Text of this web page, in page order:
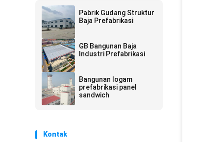
Pabrik Gudang Struktur
Baja Prefabrikasi
GB Bangunan Baja
Industri Prefabrikasi
Bangunan logam
prefabrikasi panel
sandwich
Kontak